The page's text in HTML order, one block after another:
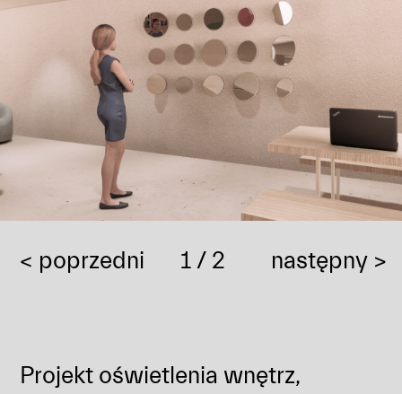
Projekt oświetlenia wnętrz,
1 / 2
< poprzedni następny >